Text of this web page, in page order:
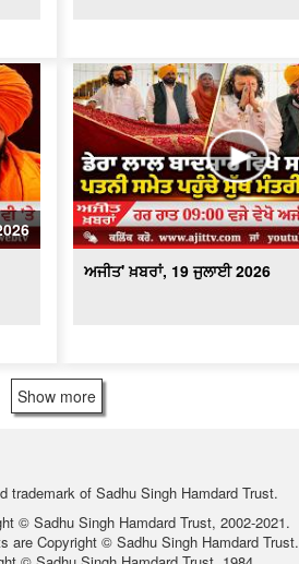
ਅਜੀਤ' ਖ਼ਬਰਾਂ, 19 ਜੁਲਾਈ 2026
Show more
of Sadhu Singh Hamdard Trust.
© Sadhu Singh Hamdard Trust, 2002-2021.
are Copyright © Sadhu Singh Hamdard Trust.